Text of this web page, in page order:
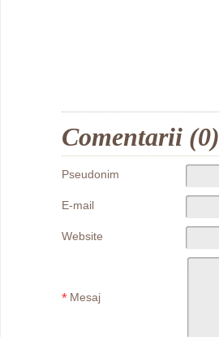
Comentarii (0)
Pseudonim
E-mail
Website
* Mesaj